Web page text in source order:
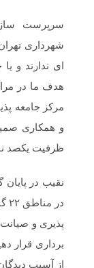
سرپرست
شهرداری
ای ندارند و
هدف ما در
مرکز جامعه
ظرفیت یکصد
نقیب در
پذیری و صیانت
برداری قرار
از آسیب